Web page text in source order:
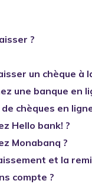
?
un chèque à
une banque en
chèques en
Hello bank! ?
Monabanq ?
et la
compte ?